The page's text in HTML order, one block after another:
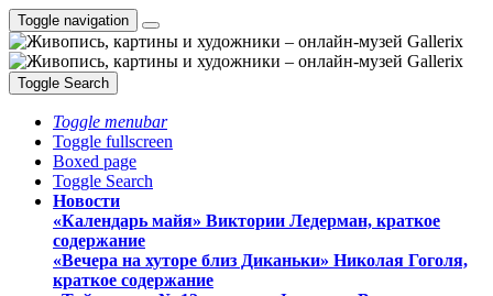
Toggle navigation
Toggle Search
Toggle menubar
Toggle fullscreen
Boxed page
Toggle Search
Новости
«Календарь майя» Виктории Ледерман, краткое
содержание
«Вечера на хуторе близ Диканьки» Николая Гоголя,
краткое содержание